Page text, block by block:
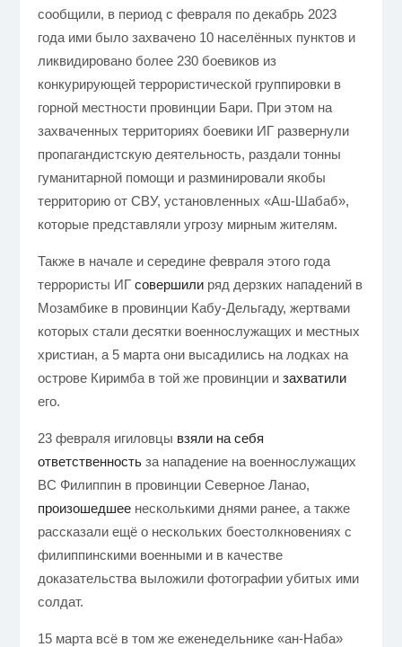
сообщили, в период с февраля по декабрь 2023
года ими было захвачено 10 населённых пунктов и
ликвидировано более 230 боевиков из
конкурирующей террористической группировки в
горной местности провинции Бари. При этом на
захваченных территориях боевики ИГ развернули
пропагандистскую деятельность, раздали тонны
гуманитарной помощи и разминировали якобы
территорию от СВУ, установленных «Аш-Шабаб»,
которые представляли угрозу мирным жителям.
Также в начале и середине февраля этого года
террористы ИГ совершилиряд дерзких нападений в
Мозамбике в провинции Кабу-Дельгаду, жертвами
которых стали десятки военнослужащих и местных
христиан, а 5 марта они высадились на лодках на
острове Киримба в той же провинции и захватили
его.
23 февраля игиловцы взяли на себя
ответственностьза нападение на военнослужащих
ВС Филиппин в провинции Северное Ланао,
произошедшеенесколькими днями ранее, а также
рассказали ещё о нескольких боестолкновениях с
филиппинскими военными и в качестве
доказательства выложили фотографии убитых ими
солдат.
15 марта всё в том же еженедельнике «ан-Наба»